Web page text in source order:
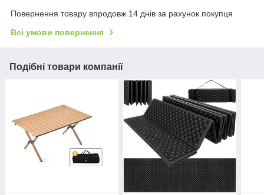
Повернення товару впродовж 14 днів за рахунок покупця
Всі умови повернення
Подібні товари компанії